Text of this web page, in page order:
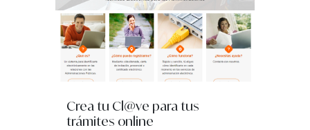
Crea tu Cl@ve para tus
trámites online